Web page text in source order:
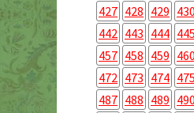
427 428 429 430
442 443 444 445
457 458 459 460
472 473 474 475
487 488 489 490